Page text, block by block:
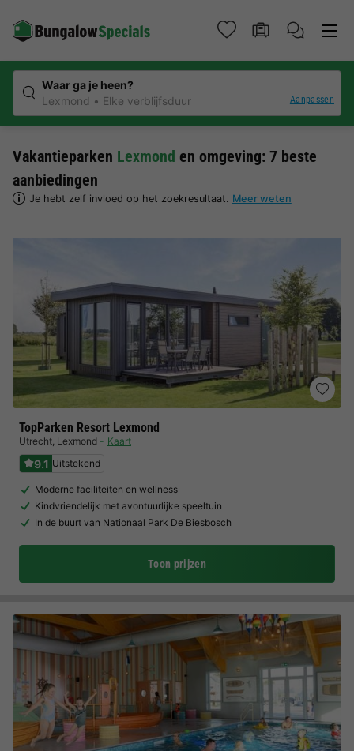
Waar ga je heen?
Lexmond
Elke verblijfsduur Aanpassen
Vakantieparken Lexmond en omgeving: 7 beste
aanbiedingen
Je hebt zelf invloed op het zoekresultaat. Meer weten
TopParken Resort Lexmond
Utrecht, Lexmond Kaart
9.1 Uitstekend
Moderne faciliteiten en wellness
Kindvriendelijk met avontuurlijke speeltuin
In de buurt van Nationaal Park De Biesbosch
Toon prijzen